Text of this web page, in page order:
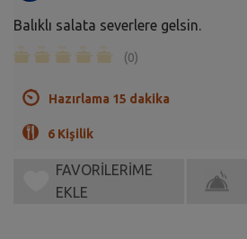
Balıklı salata severlere gelsin.
(0)
Hazırlama 15 dakika
6 Kişilik
FAVORİLERİME
EKLE